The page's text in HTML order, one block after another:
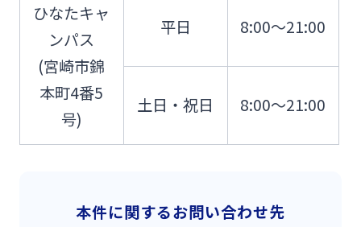
株主・投資家の皆さま
宮崎銀行について
ニュースリリース一覧
ひなたキャ
ンパス
(宮崎市錦
本町4番5
号)
平日 8:00～21:00
土日・祝日 8:00～21:00
本件に関するお問い合わせ先